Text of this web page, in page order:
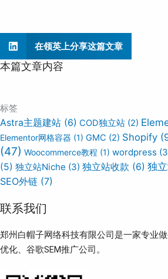
在领英上分享这篇文章
本篇文章内容
标签
Astra主题建站 (6) COD独立站 (2)
Elementor网格容器 (1) GMC (2) Shopify
(47) Woocommerce教程 (1) wordpress
(5) 独立站Niche (3) 独立站收款 (6) 独
SEO外链 (7)
联系我们
郑州白帽子网络科技有限公司是一家专业
优化、谷歌SEM推广公司。